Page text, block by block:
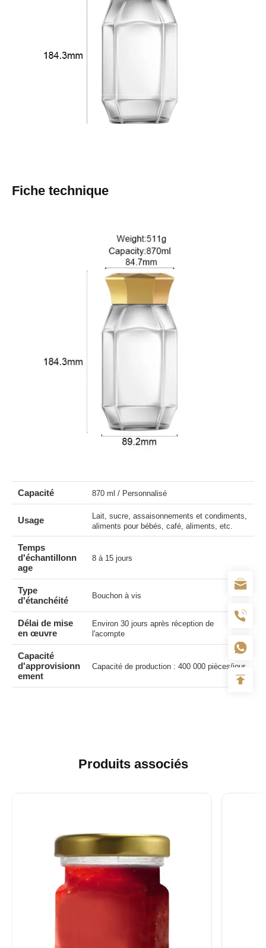
Fiche technique
Capacité 870 ml / Personnalisé
Usage
Lait, sucre, assaisonnements et condiments,
aliments pour bébés, café, aliments, etc.
Temps
d'échantillonn
age
8 à 15 jours
Type
d'étanchéité
Bouchon à vis
Délai de mise
en œuvre
Environ 30 jours après réception de
l'acompte
Capacité
d'approvisionn
ement
Capacité de production : 400 000 pièces/jour
Produits associés